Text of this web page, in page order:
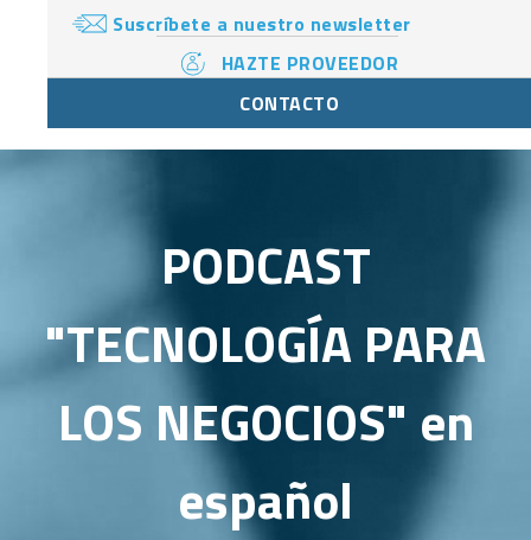
Suscríbete a nuestro newsletter
HAZTE PROVEEDOR
CONTACTO
PODCAST
"TECNOLOGÍA PARA
LOS NEGOCIOS" en
español